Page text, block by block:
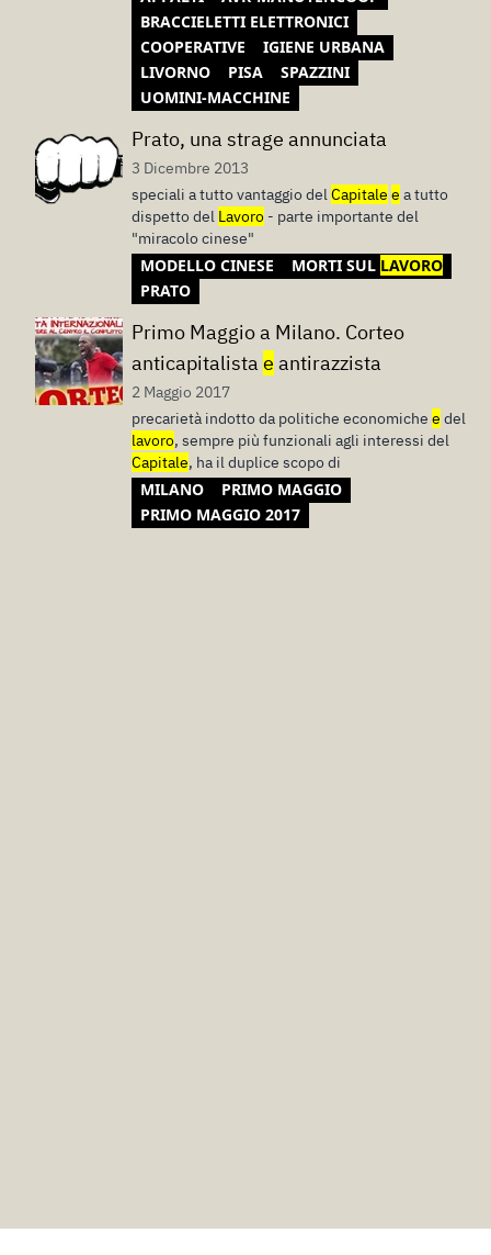
BRACCIELETTI ELETTRONICI
COOPERATIVE
IGIENE URBANA
LIVORNO
PISA
SPAZZINI
UOMINI-MACCHINE
Prato, una strage annunciata
3 Dicembre 2013
speciali a tutto vantaggio delCapitale e a tutto
dispetto del Lavoro - parte importante del
"miracolo cinese"
MODELLO CINESE MORTI SUL LAVORO
PRATO
Primo Maggio a Milano. Corteo
anticapitalista e antirazzista
2 Maggio 2017
precarietà indotto da politiche economiche e del
lavoro, sempre più funzionali agli interessi del
Capitale, ha il duplice scopo di
MILANO
PRIMO MAGGIO
PRIMO MAGGIO 2017